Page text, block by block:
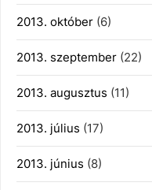
2013. október (6)
2013. szeptember (22)
2013. augusztus (11)
2013. július (17)
2013. június (8)